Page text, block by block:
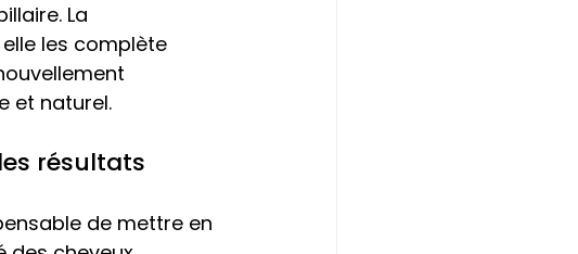
La
les complète
et naturel.
résultats
de mettre en